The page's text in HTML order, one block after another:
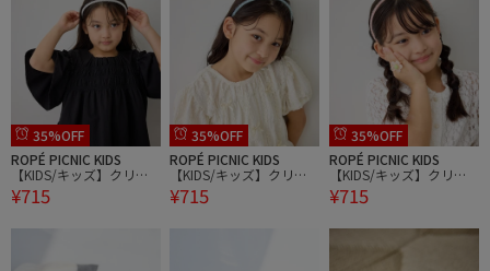
35%OFF
ROPÉ PICNIC KIDS
【KIDS/キッズ】クリア
ビーズカチューシャ
¥715
35%OFF
ROPÉ PICNIC KIDS
【KIDS/キッズ】クリア
ビーズカチューシャ
¥715
35%OFF
ROPÉ PICNIC KIDS
【KIDS/キッズ】クリア
ビーズカチューシャ
¥715